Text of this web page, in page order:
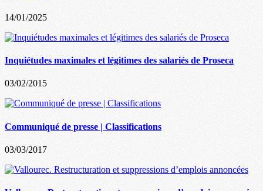
14/01/2025
Inquiétudes maximales et légitimes des salariés de Proseca
03/02/2015
Communiqué de presse | Classifications
03/03/2017